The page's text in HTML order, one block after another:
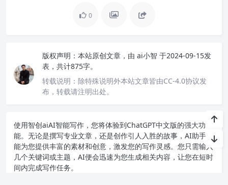
0
版权声明： 本站原创文章，由 ai小智 于2024-09-15发
表，共计875字。
转载说明： 除特殊说明外本站文章皆由CC-4.0协议发
布，转载请注明出处。
使用智创aiAI智能写作 ，您将体验到ChatGPT中文版的强大功
能。无论是撰写专业文章，还是创作引人入胜的故事，AI助手都
能为您提供丰富的素材和创意，激发您的写作灵感。您只需输入
几个关键词或主题，AI便会迅速为您生成相关内容，让您在短时
间内完成写作任务。